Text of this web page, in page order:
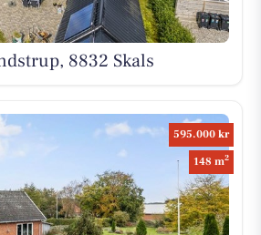
8832 Skals
595.000 kr
148 m2